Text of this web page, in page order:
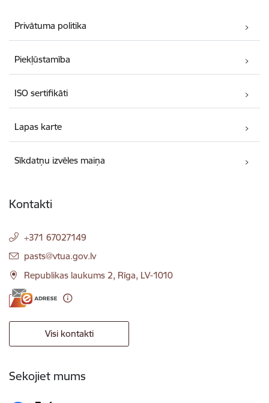
Privātuma politika
Piekļūstamība
ISO sertifikāti
Lapas karte
Sīkdatņu izvēles maiņa
Kontakti
+371 67027149
E-pasts:
pasts@vtua.gov.lv
Republikas laukums 2, Rīga, LV-1010
Visi kontakti
Sekojiet mums